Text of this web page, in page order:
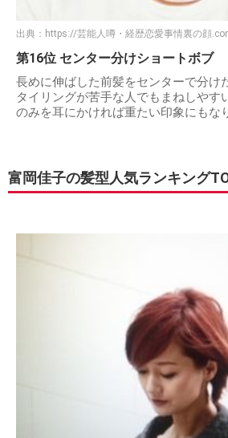
出典： https://芸能人噂・経歴恋愛事情裏の顔
第16位 センター分けショートボブ
長めに伸ばした前髪をセンターで分け
タイリングが苦手な人でもまねしやす
のみを耳にかければ重たい印象にもな
富岡佳子の髪型人気ランキング